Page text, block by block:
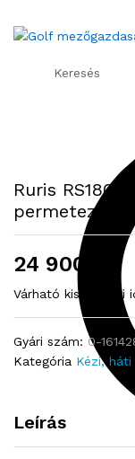
Keresés
Ruris
permetező
24 900
Várható kiszállítási
Gyári szám: 0-
Kategória Kézi,
Leírás